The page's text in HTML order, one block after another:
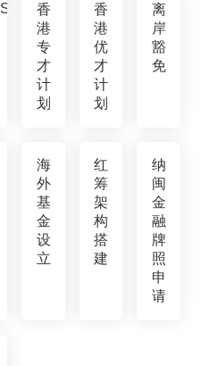
香
港
专
才
计
划
香
港
优
才
计
划
离
岸
豁
免
海
外
基
金
设
立
红
筹
架
构
搭
建
纳
闽
金
融
牌
照
申
请